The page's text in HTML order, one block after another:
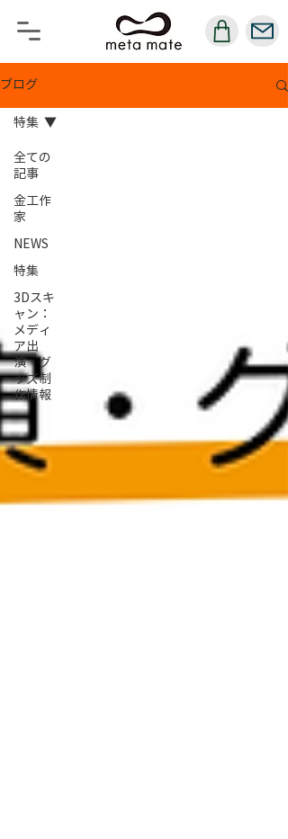
ブログ
全ての
記事
金工作
家
NEWS
特集
3Dスキ
ャン：
メディ
ア出
演・グ
ッズ制
作情報
特集